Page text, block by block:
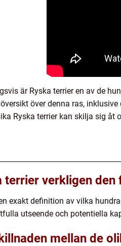
är Ryska terrier en av de
över denna ras,
Ryska terrier kan skilja sig åt
terrier verkligen
exakt definition av vilka
utseende och potentiella
mellan de